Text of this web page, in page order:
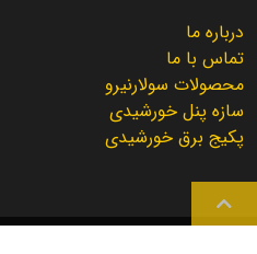
درباره ما
تماس با ما
محصولات سولارنیرو
سازه پنل خورشیدی
پکیج برق خورشیدی